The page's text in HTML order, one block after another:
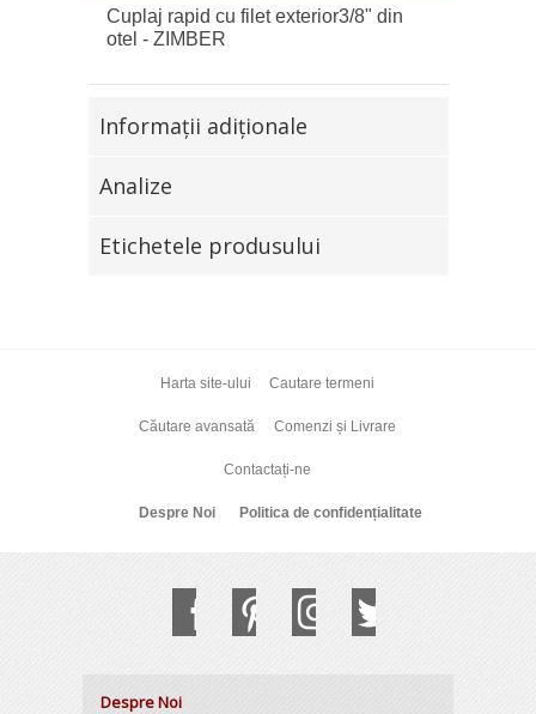
Cuplaj rapid cu filet exterior3/8" din
otel - ZIMBER
Informaţii adiţionale
Analize
Etichetele produsului
Harta site-ului Cautare termeni
Căutare avansată Comenzi și Livrare
Contactați-ne
Despre Noi Politica de confidențialitate
Despre Noi